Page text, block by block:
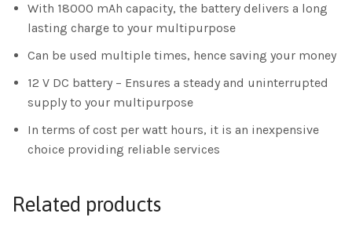
With 18000 mAh capacity, the battery delivers a long
lasting charge to your multipurpose
Can be used multiple times, hence saving your money
12 V DC battery – Ensures a steady and uninterrupted
supply to your multipurpose
In terms of cost per watt hours, it is an inexpensive
choice providing reliable services
Related products